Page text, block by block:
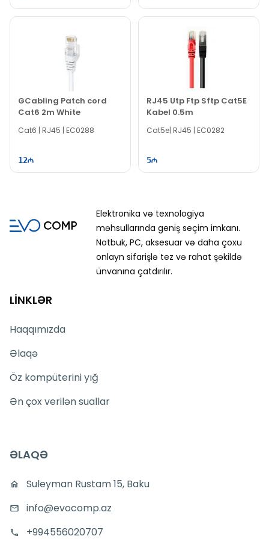
GCabling Patch cord
Cat6 2m White
Cat6 | RJ45 | EC0288
12
RJ45 Utp Ftp Sftp Cat5E
Kabel 0.5m
Cat5e| RJ45 | EC0282
5
Elektronika və texnologiya
məhsullarında geniş seçim imkanı.
Notbuk, PC, aksesuar və daha çoxu
onlayn sifarişlə tez və rahat şəkildə
ünvanına çatdırılır.
LİNKLƏR
Haqqımızda
Əlaqə
Öz kompüterini yığ
Ən çox verilən suallar
ƏLAQƏ
Suleyman Rustam 15, Baku
info@evocomp.az
+994556020707